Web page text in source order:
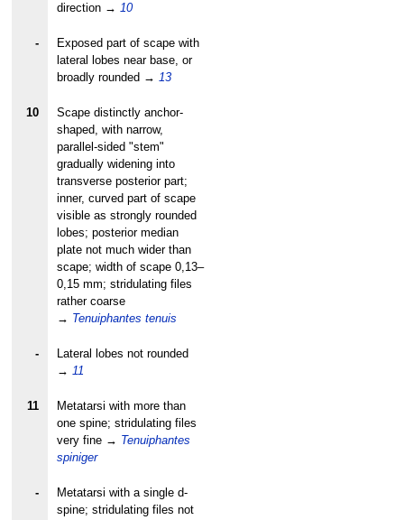
direction → 10
-
Exposed part of scape with
lateral lobes near base, or
broadly rounded → 13
10
Scape distinctly anchor-
shaped, with narrow,
parallel-sided "stem"
gradually widening into
transverse posterior part;
inner, curved part of scape
visible as strongly rounded
lobes; posterior median
plate not much wider than
scape; width of scape 0,13–
0,15 mm; stridulating files
rather coarse
→ Tenuiphantes tenuis
-
Lateral lobes not rounded
→ 11
11
Metatarsi with more than
one spine; stridulating files
very fine → Tenuiphantes
spiniger
-
Metatarsi with a single d-
spine; stridulating files not